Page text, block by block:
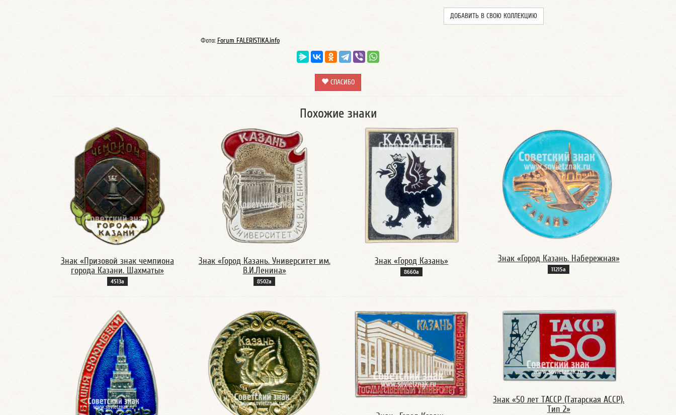
ДОБАВИТЬ В СВОЮ КОЛЛЕКЦИЮ
Фото: Forum FALERISTIKA.info
СПАСИБО
Похожие знаки
Знак «Призовой знак чемпиона
города Казани. Шахматы»
4513а
Знак «Город Казань. Университет им.
В.И.Ленина»
8502а
Знак «Город Казань»
8660а
Знак «Город Казань. Набережная»
11215а
Знак «50 лет ТАССР (Татарская АССР).
Тип 2»